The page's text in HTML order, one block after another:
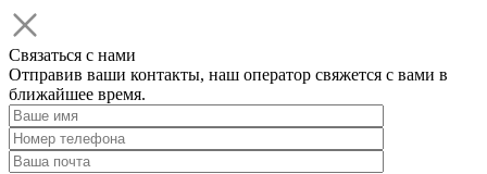
Связаться с нами
Отправив ваши контакты, наш оператор свяжется с вами в
ближайшее время.